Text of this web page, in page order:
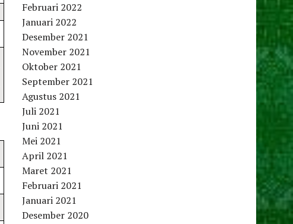
Februari 2022
Januari 2022
Desember 2021
November 2021
Oktober 2021
September 2021
Agustus 2021
Juli 2021
Juni 2021
Mei 2021
April 2021
Maret 2021
Februari 2021
Januari 2021
Desember 2020